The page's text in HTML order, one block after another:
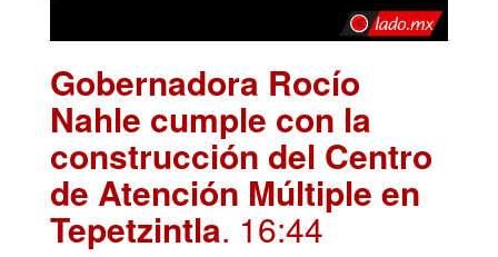
Gobernadora Rocío
Nahle cumple con la
construcción del Centro
de Atención Múltiple en
Tepetzintla. 16:44